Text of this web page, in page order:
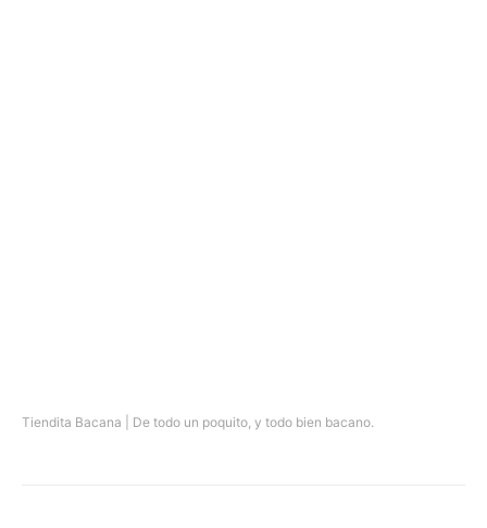
Tiendita Bacana | De todo un poquito, y todo bien bacano.